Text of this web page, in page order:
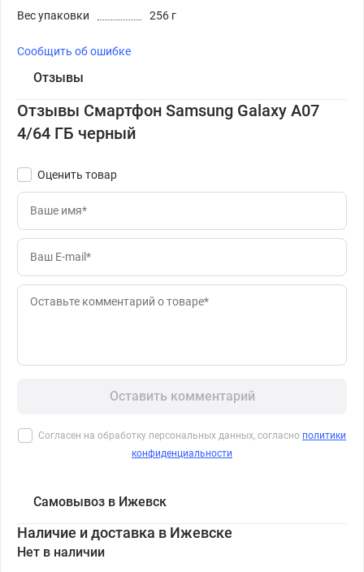
Вес упаковки
256 г
Сообщить об ошибке
Отзывы
Отзывы Смартфон Samsung Galaxy A07
4/64 ГБ черный
Оценить товар
Оставить комментарий
Согласен на обработку персональных данных, согласно политики
конфиденциальности
Самовывоз в Ижевск
Наличие и доставка в Ижевске
Нет в наличии